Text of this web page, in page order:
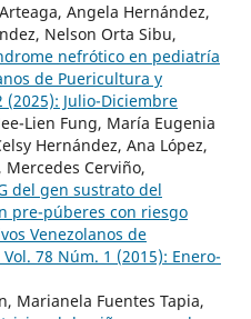
Angela Hernández,
Nelson Orta Sibu,
nefrótico en pediatría
de Puericultura y
(2025): Julio-Diciembre
Lien Fung, María Eugenia
Hernández, Ana López,
Cerviño,
del gen sustrato del
pre-púberes con riesgo
Venezolanos de
78 Núm. 1 (2015): Enero-
Marianela Fuentes Tapia,